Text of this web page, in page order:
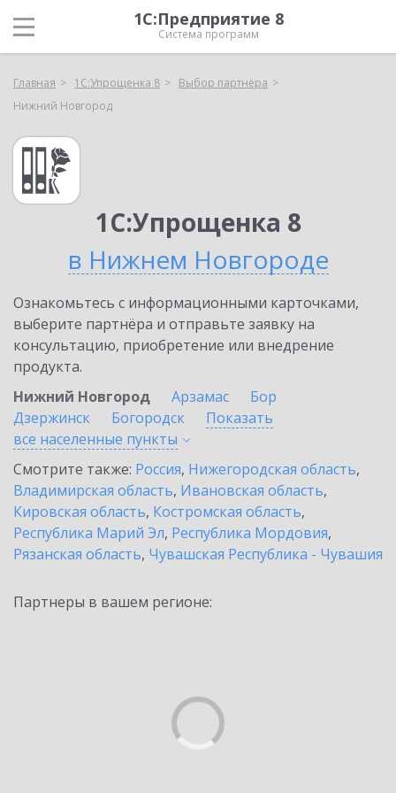
1С:Предприятие 8
Система программ
Главная 1С:Упрощенка 8
Выбор партнёра
Нижний Новгород
1С:Упрощенка 8
в Нижнем Новгороде
Ознакомьтесь с информационными карточками,
выберите партнёра и отправьте заявку на
консультацию, приобретение или внедрение
продукта.
Нижний Новгород
Арзамас
Бор
Дзержинск
Богородск
Показать
все населенные пункты
Смотрите также: Россия, Нижегородская область,
Владимирская область, Ивановская область,
Кировская область, Костромская область,
Республика Марий Эл, Республика Мордовия,
Рязанская область, Чувашская Республика - Чувашия
Партнеры в вашем регионе: